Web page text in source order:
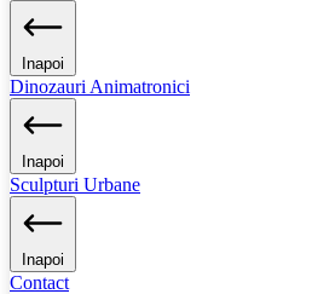
Inapoi
Dinozauri Animatronici
Inapoi
Sculpturi Urbane
Inapoi
Contact